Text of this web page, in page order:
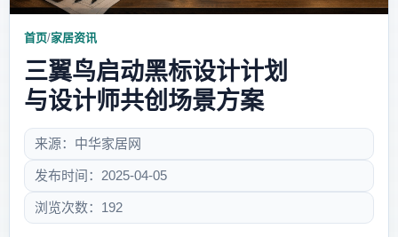
首页/家居资讯
三翼鸟启动黑标设计计划
与设计师共创场景方案
来源：中华家居网
发布时间：2025-04-05
浏览次数：192